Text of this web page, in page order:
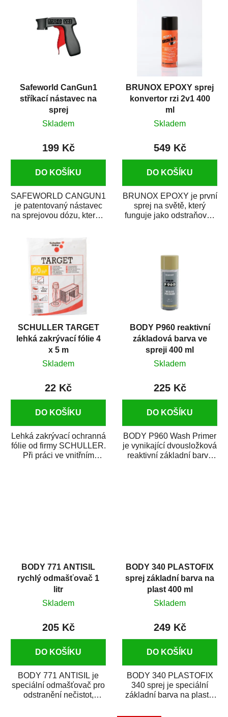
Safeworld CanGun1
stříkací nástavec na
sprej
Skladem
199 Kč
DO KOŠÍKU
SAFEWORLD CANGUN1
je patentovaný nástavec
na sprejovou dózu, který ji
BRUNOX EPOXY sprej
konvertor rzi 2v1 400
ml
Skladem
549 Kč
DO KOŠÍKU
BRUNOX EPOXY je první
sprej na světě, který
funguje jako odstraňovač
SCHULLER TARGET
lehká zakrývací fólie 4
x 5 m
Skladem
22 Kč
DO KOŠÍKU
Lehká zakrývací ochranná
fólie od firmy SCHULLER.
Při práci ve vnitřním
BODY P960 reaktivní
základová barva ve
spreji 400 ml
Skladem
225 Kč
DO KOŠÍKU
BODY P960 Wash Primer
je vynikající dvousložková
reaktivní základní barva
BODY 771 ANTISIL
rychlý odmašťovač 1
litr
Skladem
205 Kč
DO KOŠÍKU
BODY 771 ANTISIL je
speciální odmašťovač pro
odstranění nečistot,
BODY 340 PLASTOFIX
sprej základní barva na
plast 400 ml
Skladem
249 Kč
DO KOŠÍKU
BODY 340 PLASTOFIX
340 sprej je speciální
základní barva na plasty,
vrchních...